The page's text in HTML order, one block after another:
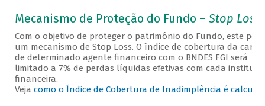
Mecanismo de Proteção do Fundo – Stop Loss
Com o objetivo de proteger o patrimônio do Fundo, este
um mecanismo de Stop Loss. O índice de cobertura da
de determinado agente financeiro com o BNDES FGI será
limitado a 7% de perdas líquidas efetivas com cada
financeira.
Veja como o Índice de Cobertura de Inadimplência é